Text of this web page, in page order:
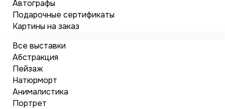
Автографы
Подарочные сертификаты
Картины на заказ
Все выставки
Абстракция
Пейзаж
Натюрморт
Анималистика
Портрет